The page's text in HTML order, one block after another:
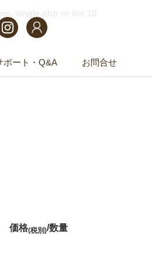
ポート・Q&A お問合せ
価格(税別)/数量